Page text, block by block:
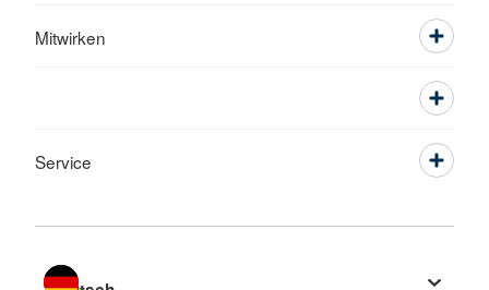
Mitwirken
Service
Sprache wechseln zu